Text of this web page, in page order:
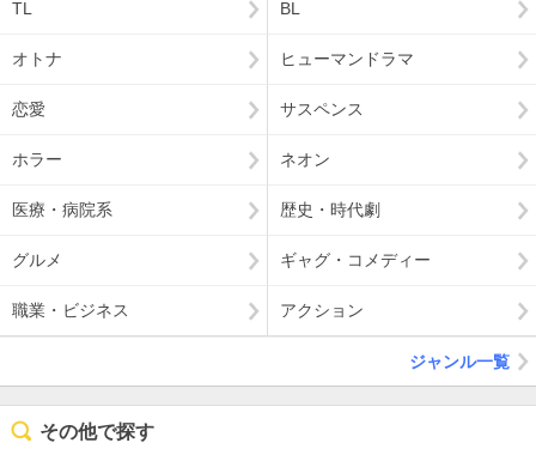
TL BL
オトナ ヒューマンドラマ
恋愛 サスペンス
ホラー ネオン
医療・病院系 歴史・時代劇
グルメ ギャグ・コメディー
職業・ビジネス アクション
ジャンル一覧
その他で探す